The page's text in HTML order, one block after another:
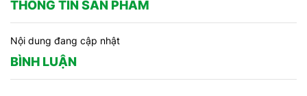
THÔNG TIN SẢN PHẨM
Nội dung đang cập nhật
BÌNH LUẬN